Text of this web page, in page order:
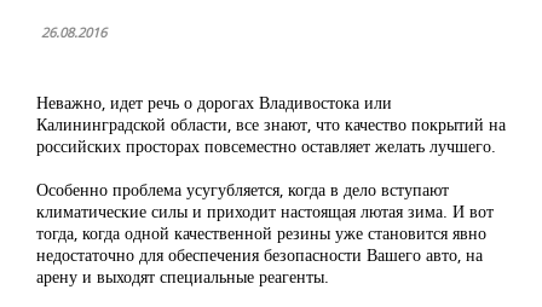
26.08.2016
Неважно, идет речь о дорогах Владивостока или
Калининградской области, все знают, что качество покрытий на
российских просторах повсеместно оставляет желать лучшего.
Особенно проблема усугубляется, когда в дело вступают
климатические силы и приходит настоящая лютая зима. И вот
тогда, когда одной качественной резины уже становится явно
недостаточно для обеспечения безопасности Вашего авто, на
арену и выходят специальные реагенты.